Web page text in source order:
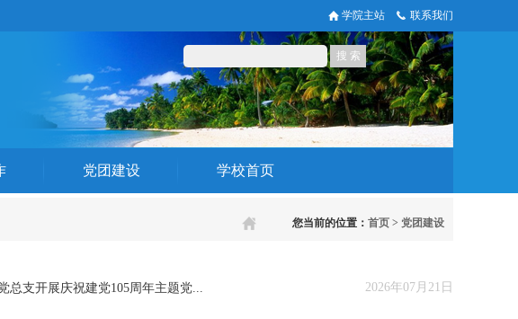
学院主站 联系我们
党团建设 学校首页
您当前的位置： 首页 > 党团建设
支开展庆祝建党105周年主题党... 2026年07月21日